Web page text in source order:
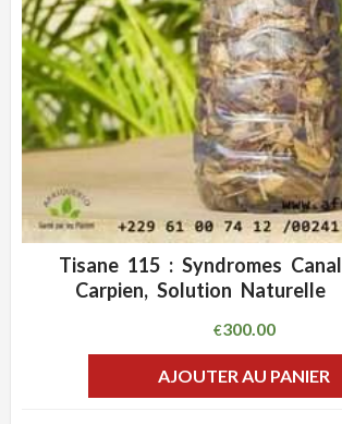
ADD WISHLIST
Tisane 115 : Syndromes Canal
Carpien, Solution Naturelle
€300.00
AJOUTER AU PANIER